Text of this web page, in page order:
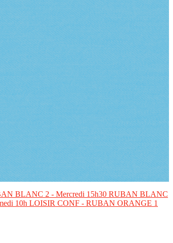
BLANC 2 - Mercredi 15h30 RUBAN BLANC
10h LOISIR CONF - RUBAN ORANGE 1